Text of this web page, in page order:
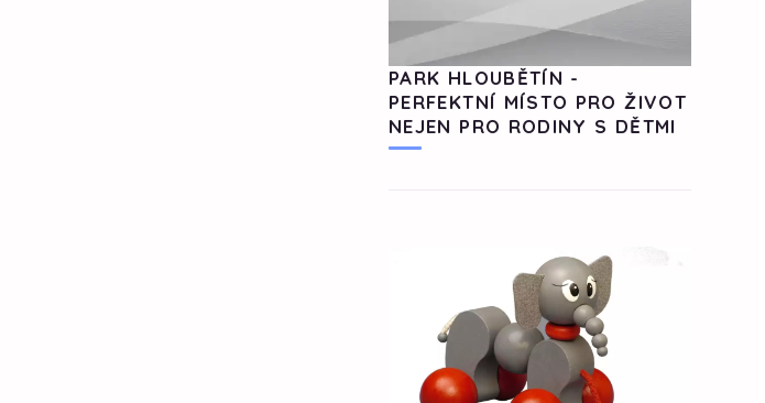
PARK HLOUBĚTÍN -
PERFEKTNÍ MÍSTO PRO ŽIVOT
NEJEN PRO RODINY S DĚTMI